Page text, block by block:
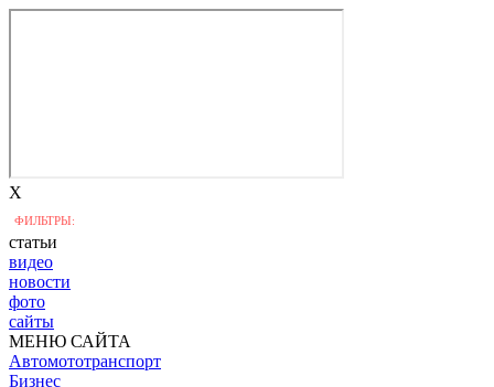
X
ФИЛЬТРЫ:
статьи
видео
новости
фото
сайты
МЕНЮ САЙТА
Автомототранспорт
Бизнес